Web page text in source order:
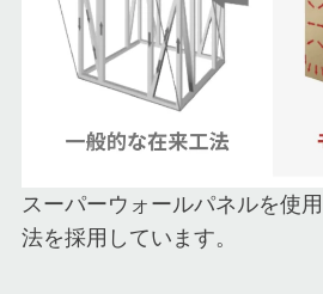
スーパーウォールパネルを使
法を採用しています。